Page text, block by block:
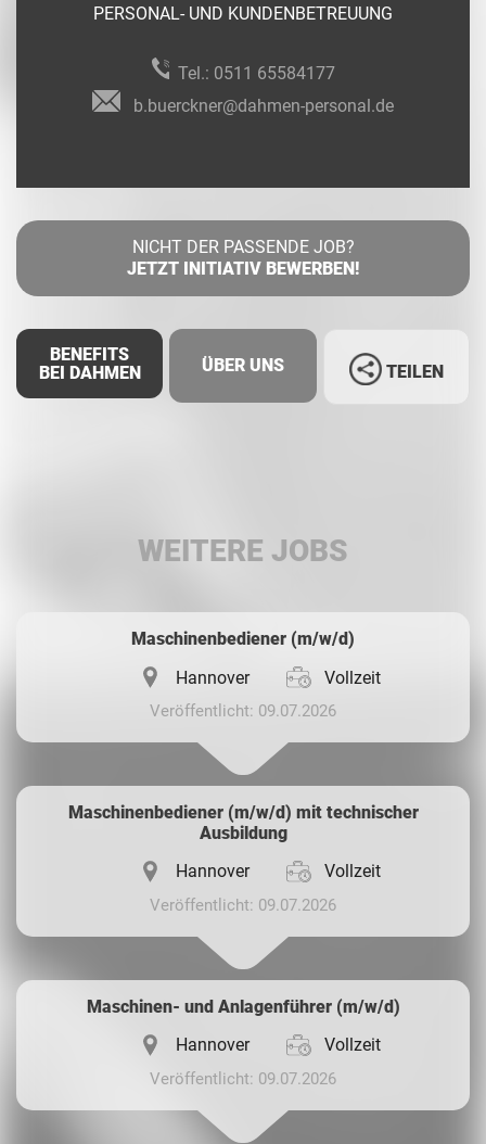
PERSONAL- UND KUNDENBETREUUNG
Tel.: 0511 65584177
b.buerckner@dahmen-personal.de
NICHT DER PASSENDE JOB?
JETZT INITIATIV BEWERBEN!
BENEFITS
BEI DAHMEN
ÜBER UNS TEILEN
WEITERE JOBS
Maschinenbediener (m/w/d)
Hannover
Vollzeit
Veröffentlicht: 09.07.2026
Maschinenbediener (m/w/d) mit technischer
Ausbildung
Hannover
Vollzeit
Veröffentlicht: 09.07.2026
Maschinen- und Anlagenführer (m/w/d)
Hannover
Vollzeit
Veröffentlicht: 09.07.2026